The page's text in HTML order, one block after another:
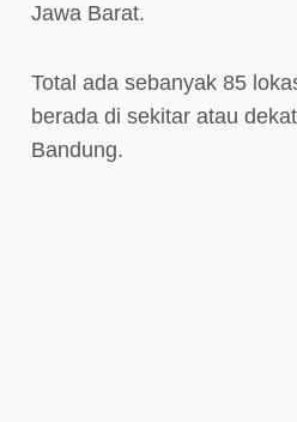
Jawa Barat.
Total ada sebanyak 85
berada di sekitar atau
Bandung.